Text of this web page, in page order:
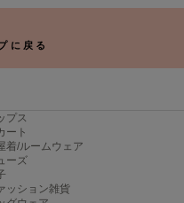
に戻る
プス
ート
着/ルームウェア
ーズ
ッション雑貨